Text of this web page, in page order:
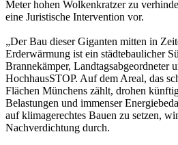
Meter hohen Wolkenkratzer zu
eine Juristische Intervention vor.
„Der Bau dieser Giganten mitten in
Erderwärmung ist ein städtebaulicher
Brannekämper, Landtagsabgeordneter
HochhausSTOP. Auf dem Areal, das
Flächen Münchens zählt, drohen
Belastungen und immenser
auf klimagerechtes Bauen zu setzen,
Nachverdichtung durch.